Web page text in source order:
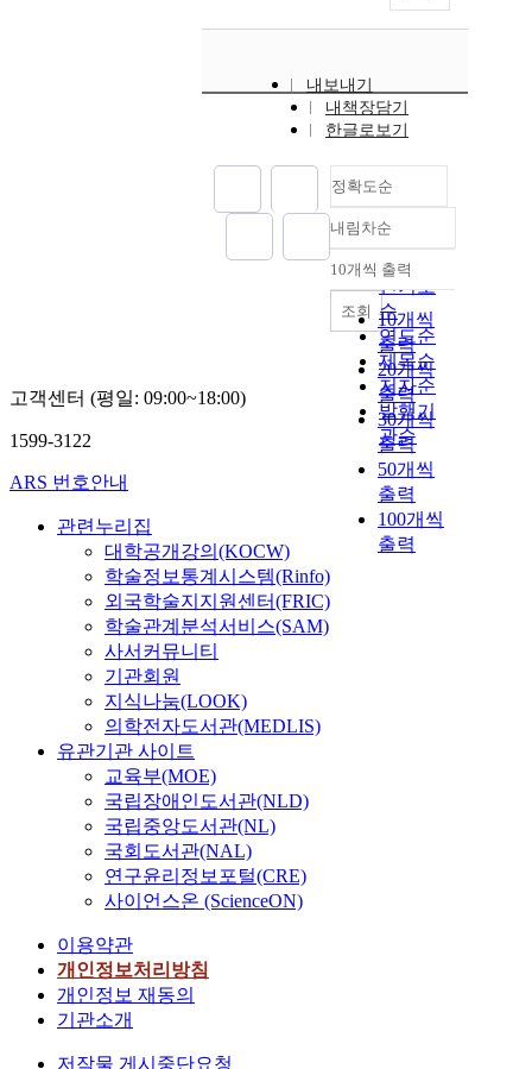
내보내기
내책장담기
한글로보기
정확도순
정확도
순
인기도
순
연도순
제목순
저자순
발행기
관순
내림차순
내림차순
10개씩 출력
10개씩
출력
20개씩
출력
30개씩
출력
50개씩
출력
100개씩
출력
조회
고객센터 (평일: 09:00~18:00)
1599-3122
ARS 번호안내
관련누리집
대학공개강의(KOCW)
학술정보통계시스템(Rinfo)
외국학술지지원센터(FRIC)
학술관계분석서비스(SAM)
사서커뮤니티
기관회원
지식나눔(LOOK)
의학전자도서관(MEDLIS)
유관기관 사이트
교육부(MOE)
국립장애인도서관(NLD)
국립중앙도서관(NL)
국회도서관(NAL)
연구윤리정보포털(CRE)
사이언스온 (ScienceON)
이용약관
개인정보처리방침
개인정보 재동의
기관소개
저작물 게시중단요청